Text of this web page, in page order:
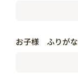
お子様 ふりがな